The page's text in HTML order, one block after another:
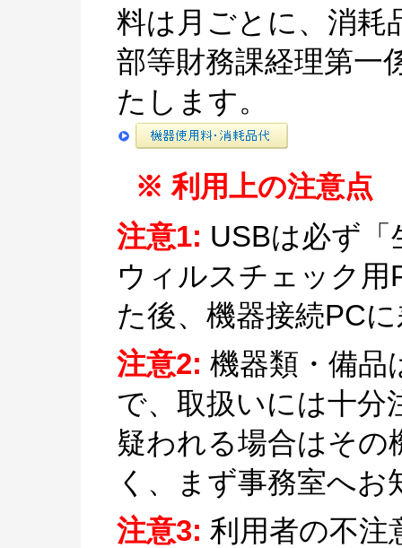
料は月ごとに、消耗
部等財務課経理第一
たします。
※ 利用上の注意点
注意1: USBは必ず「
ウィルスチェック
た後、機器接続PC
注意2: 機器類・備品
で、取扱いには十分
疑われる場合はその
く、まず事務室へお
注意3: 利用者の不注